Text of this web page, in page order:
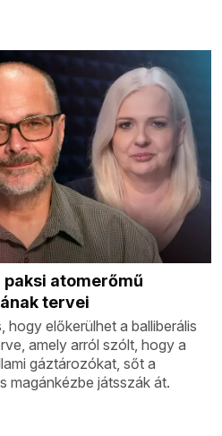
atomerőmű
tervei
hogy előkerülhet a balliberális
amely arról szólt, hogy a
gáztározókat, sőt a
magánkézbe játsszák át.